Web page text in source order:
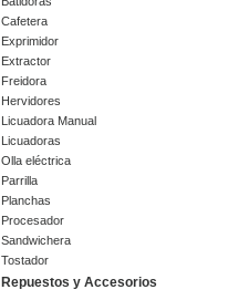
Cafetera
Exprimidor
Extractor
Freidora
Hervidores
Licuadora Manual
Licuadoras
Olla eléctrica
Parrilla
Planchas
Procesador
Sandwichera
Tostador
Repuestos y Accesorios